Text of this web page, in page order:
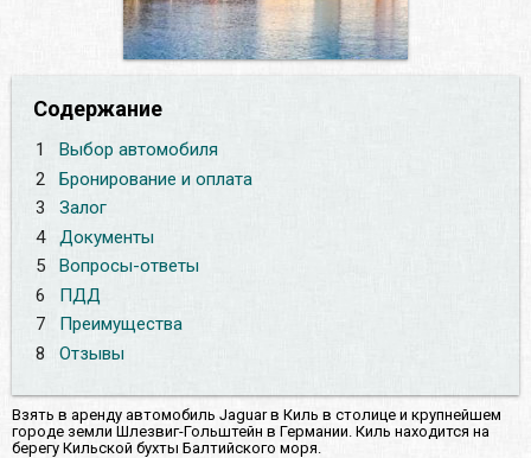
Содержание
1
Выбор автомобиля
2
Бронирование и оплата
3
Залог
4
Документы
5
Вопросы-ответы
6
ПДД
7
Преимущества
8
Отзывы
Взять в аренду автомобиль Jaguar в Киль в столице и крупнейшем
городе земли Шлезвиг-Гольштейн в Германии. Киль находится на
берегу Кильской бухты Балтийского моря.